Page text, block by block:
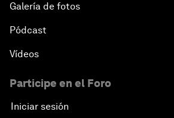
Galería de fotos
Pódcast
Vídeos
Participe en el Foro
Iniciar sesión